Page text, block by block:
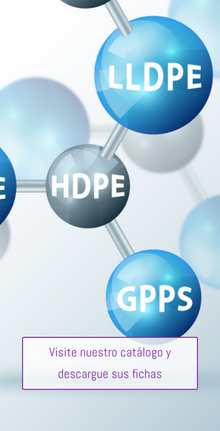
Visite nuestro catálogo y
descargue sus fichas